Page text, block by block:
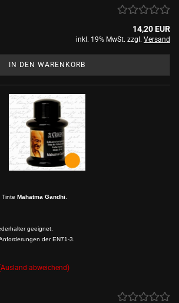
14,20 EUR
inkl. 19% MwSt. zzgl. Versand
IN DEN WARENKORB
Tinte Mahatma Gandhi
geeignet.
der EN71-3.
abweichend)